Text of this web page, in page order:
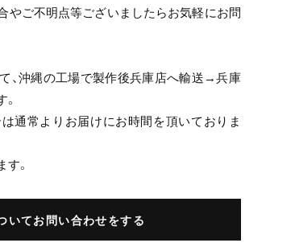
やご不明点等ございましたらお気軽にお問
、沖縄の工場で製作後兵庫店へ輸送→兵庫
通常よりお届けにお時間を頂いておりま
。
いてお問い合わせをする